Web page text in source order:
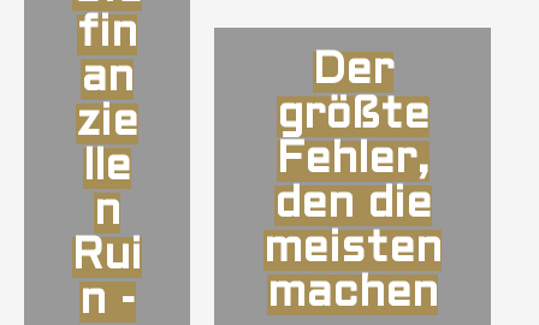
fin
an
zie
lle
n
Rui
n -
Der
größte
Fehler,
den die
meisten
machen